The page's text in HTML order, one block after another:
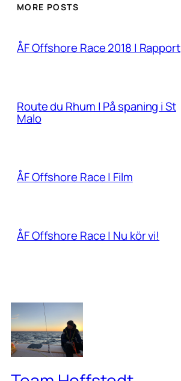
MORE POSTS
ÅF Offshore Race 2018 | Rapport
Route du Rhum | På spaning i St
Malo
ÅF Offshore Race | Film
ÅF Offshore Race | Nu kör vi!